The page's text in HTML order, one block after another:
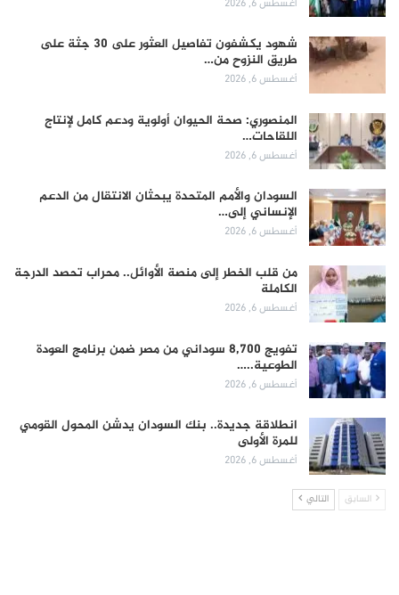
شهود يكشفون تفاصيل العثور على 30 جثة على
طريق النزوح من…
أغسطس 6, 2026
المنصوري: صحة الحيوان أولوية ودعم كامل لإنتاج
اللقاحات…
أغسطس 6, 2026
السودان والأمم المتحدة يبحثان الانتقال من الدعم
الإنساني إلى…
أغسطس 6, 2026
من قلب الخطر إلى منصة الأوائل.. محراب تحصد الدرجة
الكاملة
أغسطس 6, 2026
تفويج 8,700 سوداني من مصر ضمن برنامج العودة
الطوعية..…
أغسطس 6, 2026
انطلاقة جديدة.. بنك السودان يدشن المحول القومي
للمرة الأولى
أغسطس 6, 2026
السابق التالي